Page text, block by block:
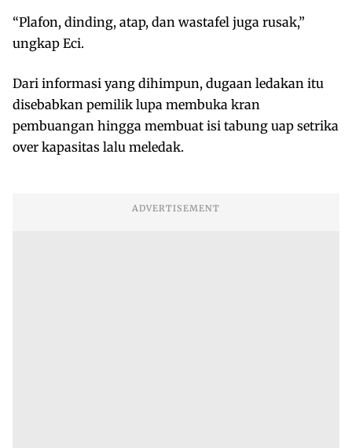
“Plafon, dinding, atap, dan wastafel juga rusak,”
ungkap Eci.
Dari informasi yang dihimpun, dugaan ledakan itu
disebabkan pemilik lupa membuka kran
pembuangan hingga membuat isi tabung uap setrika
over kapasitas lalu meledak.